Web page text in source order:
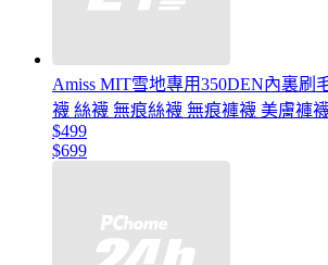
Amiss MIT雪地專用350DEN內裏刷
襪 絲襪 無痕絲襪 無痕褲襪 美膚褲
$499
$699